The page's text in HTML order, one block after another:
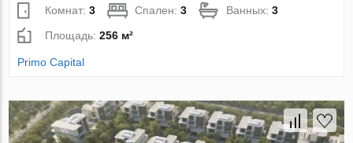
Комнат:3 Спален:3 Ванных:3
Площадь:256 м²
Primo Capital